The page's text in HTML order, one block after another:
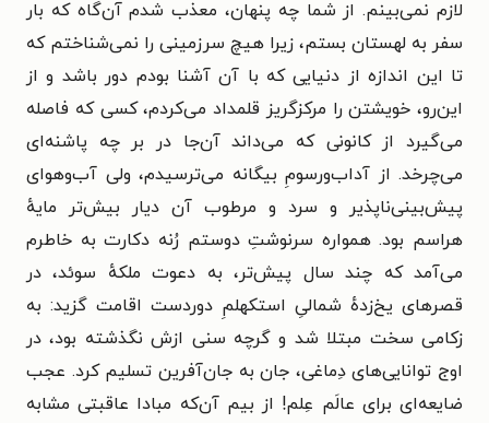
لازم نمی‌بینم. از شما چه پنهان، معذب شدم آن‌گاه که بار
سفر به لهستان بستم، زیرا هیچ سرزمینی را نمی‌شناختم که
تا این اندازه از دنیایی که با آن آشنا بودم دور باشد و از
این‌رو، خویشتن را مرکزگریز قلمداد می‌کردم، کسی که فاصله
می‌گیرد از کانونی که می‌داند آن‌جا در بر چه پاشنه‌ای
می‌چرخد. از آداب‌ورسومِ بیگانه می‌ترسیدم، ولی آب‌وهوای
پیش‌بینی‌ناپذیر و سرد و مرطوب آن دیار بیش‌تر مایهٔ
هراسم بود. همواره سرنوشتِ دوستم رُنه دکارت به خاطرم
می‌آمد که چند سال پیش‌تر، به دعوت ملکهٔ سوئد، در
قصرهای یخ‌زدهٔ شمالیِ استکهلمِ دوردست اقامت گزید: به
زکامی سخت مبتلا شد و گرچه سنی ازش نگذشته بود، در
اوج توانایی‌های دِماغی، جان به جان‌آفرین تسلیم کرد. عجب
ضایعه‌ای برای عالَم عِلم! از بیم آن‌که مبادا عاقبتی مشابه